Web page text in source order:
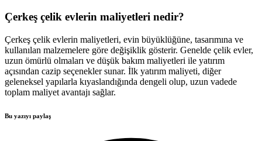
Çerkeş çelik evlerin maliyetleri nedir?
Çerkeş çelik evlerin maliyetleri, evin büyüklüğüne, tasarımına ve
kullanılan malzemelere göre değişiklik gösterir. Genelde çelik evler,
uzun ömürlü olmaları ve düşük bakım maliyetleri ile yatırım
açısından cazip seçenekler sunar. İlk yatırım maliyeti, diğer
geleneksel yapılarla kıyaslandığında dengeli olup, uzun vadede
toplam maliyet avantajı sağlar.
Bu yazıyı paylaş